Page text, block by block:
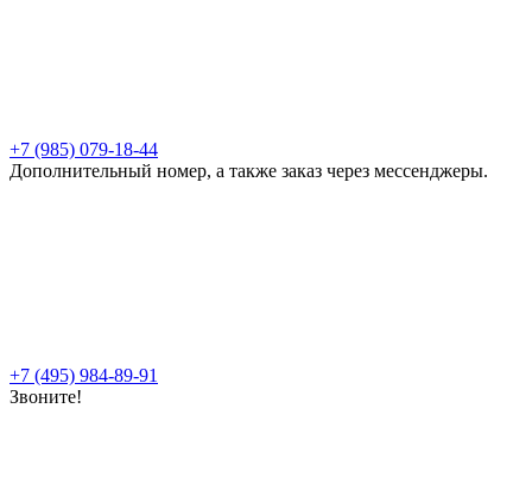
+7 (985) 079-18-44
Дополнительный номер, а также заказ через мессенджеры.
+7 (495) 984-89-91
Звоните!